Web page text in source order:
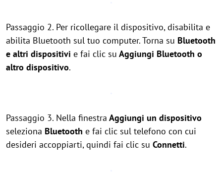
Passaggio 2. Per ricollegare il dispositivo, disabilita e
abilita Bluetooth sul tuo computer. Torna su Bluetooth
e altri dispositivi e fai clic su Aggiungi Bluetooth o
altro dispositivo.
Passaggio 3. Nella finestra Aggiungi un dispositivo
seleziona Bluetooth e fai clic sul telefono con cui
desideri accoppiarti, quindi fai clic su Connetti.